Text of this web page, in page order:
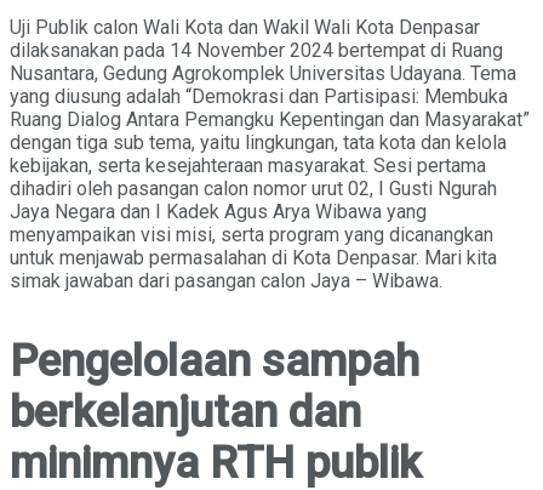
Uji Publik calon Wali Kota dan Wakil Wali Kota Denpasar
dilaksanakan pada 14 November 2024 bertempat di Ruang
Nusantara, Gedung Agrokomplek Universitas Udayana. Tema
yang diusung adalah “Demokrasi dan Partisipasi: Membuka
Ruang Dialog Antara Pemangku Kepentingan dan Masyarakat”
dengan tiga sub tema, yaitu lingkungan, tata kota dan kelola
kebijakan, serta kesejahteraan masyarakat. Sesi pertama
dihadiri oleh pasangan calon nomor urut 02, I Gusti Ngurah
Jaya Negara dan I Kadek Agus Arya Wibawa yang
menyampaikan visi misi, serta program yang dicanangkan
untuk menjawab permasalahan di Kota Denpasar. Mari kita
simak jawaban dari pasangan calon Jaya – Wibawa.
Pengelolaan sampah
berkelanjutan dan
minimnya RTH publik